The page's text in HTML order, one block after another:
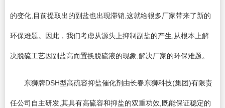
的变化,目前提取出的副盐也出现滞销,这就给很多厂家带来了新的
环保难题。因此，我们考虑从源头上抑制副盐的产生,从根本上解
决脱硫工艺因副盐高而置换脱硫液的现象,解决厂家的环保难题。
东狮牌DSH型高硫容抑盐催化剂由长春东狮科技(集团)有限责
任公司自主研发,其具有高硫容和抑盐的双重功效,既能保证稳定的